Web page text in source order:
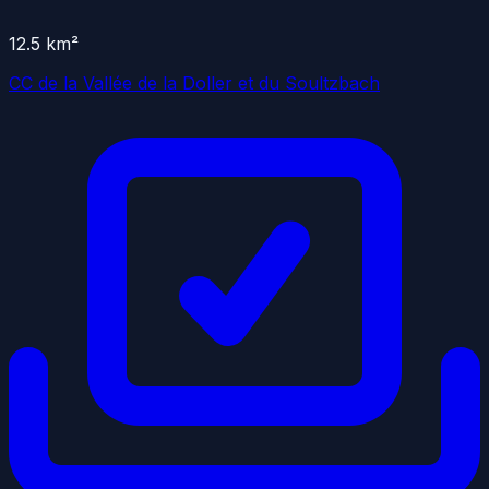
12.5 km²
CC de la Vallée de la Doller et du Soultzbach